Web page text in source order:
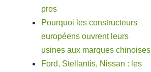
pros
Pourquoi les constructeurs
européens ouvrent leurs
usines aux marques chinoises
Ford, Stellantis, Nissan : les